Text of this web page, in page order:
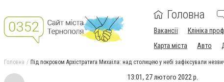
Головна
Вакансії Клініка
Карта міста
Авто
Головна Під покровом Архістратига Михаїла: над столицею у небі зафіксували
13:01, 27 лютого 2022 р.